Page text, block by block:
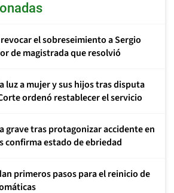
el sobreseimiento a Sergio
de magistrada que resolvió
luz a mujer y sus hijos tras disputa
ordenó restablecer el servicio
grave tras protagonizar accidente en
confirma estado de ebriedad
primeros pasos para el reinicio de